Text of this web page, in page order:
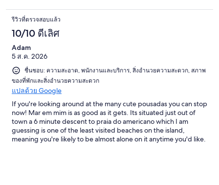
em Mim wählen. Danke nochmals an das Mar em Mim Team. Ihr
seid großartig, wir vermissen euch jetzt schon.
รีวิวที่ตรวจสอบแล้ว
10/10 ดีเลิศ
Adam
5 ส.ค. 2026
ชื่นชอบ: ความสะอาด, พนักงานและบริการ, สิ่งอำนวยความสะดวก, สภาพ
ของที่พักและสิ่งอำนวยความสะดวก
แปลด้วย Google
If you're looking around at the many cute pousadas you can stop
now! Mar em mim is as good as it gets. Its situated just out of
town a 6 minute descent to praia do americano which I am
guessing is one of the least visited beaches on the island,
meaning you're likely to be almost alone on it anytime you'd like.